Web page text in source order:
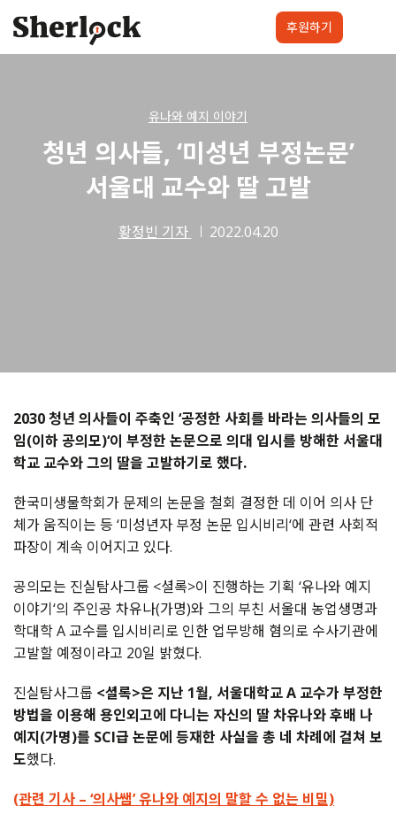
content
후원하기
유나와 예지 이야기
청년 의사들, ‘미성년 부정논문’
서울대 교수와 딸 고발
황정빈 기자 2022.04.20
2030 청년 의사들이 주축인 ‘공정한 사회를 바라는 의사들의 모
임(이하 공의모)‘이 부정한 논문으로 의대 입시를 방해한 서울대
학교 교수와 그의 딸을 고발하기로 했다.
한국미생물학회가 문제의 논문을 철회 결정한 데 이어 의사 단
체가 움직이는 등 ‘미성년자 부정 논문 입시비리‘에 관련 사회적
파장이 계속 이어지고 있다.
공의모는 진실탐사그룹 <셜록>이 진행하는 기획 ‘유나와 예지
이야기‘의 주인공 차유나(가명)와 그의 부친 서울대 농업생명과
학대학 A 교수를 입시비리로 인한 업무방해 혐의로 수사기관에
고발할 예정이라고 20일 밝혔다.
진실탐사그룹 <셜록>은 지난 1월, 서울대학교 A 교수가 부정한
방법을 이용해 용인외고에 다니는 자신의 딸 차유나와 후배 나
예지(가명)를 SCI급 논문에 등재한 사실을 총 네 차례에 걸쳐 보
도했다.
(관련 기사 – ‘의사쌤’ 유나와 예지의 말할 수 없는 비밀)